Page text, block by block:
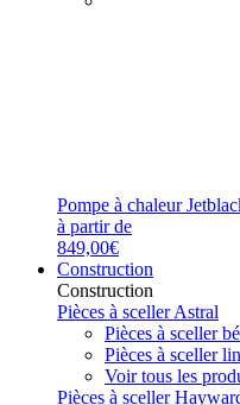
Pompe à chaleur
à partir de
849,00€
Construction
Construction
Pièces à sceller Astral
Pièces à sceller
Pièces à sceller
Voir tous les
Pièces à sceller